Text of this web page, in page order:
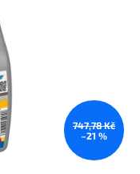
747,78 Kč
–21 %